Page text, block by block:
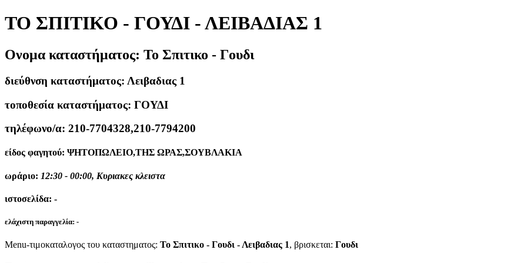
ΤΟ ΣΠΙΤΙΚΟ - ΓΟΥΔΙ - ΛΕΙΒΑΔΙΑΣ 1
Ονομα καταστήματος: Το Σπιτικο - Γουδι
διεύθνση καταστήματος: Λειβαδιας 1
τοποθεσία καταστήματος: ΓΟΥΔΙ
τηλέφωνο/α: 210-7704328,210-7794200
είδος φαγητού: ΨΗΤΟΠΩΛΕΙΟ,ΤΗΣ ΩΡΑΣ,ΣΟΥΒΛΑΚΙΑ
ωράριο: 12:30 - 00:00, Κυριακες κλειστα
ιστοσελίδα: -
ελάχιστη παραγγελία: -
Menu-τιμοκαταλογος του καταστηματος: Το Σπιτικο - Γουδι - Λειβαδιας 1, βρισκεται: Γουδι